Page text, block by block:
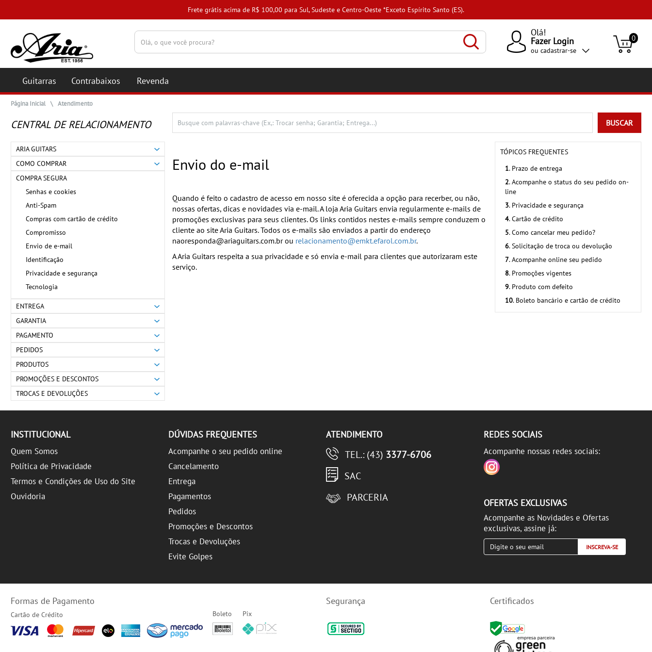
Frete grátis acima de R$ 100,00 para Sul, Sudeste e Centro-Oeste *Exceto Espírito Santo (ES).
Olá!
Fazer Login
ou cadastrar-se
0
Guitarras Contrabaixos Revenda
Página Inicial \ Atendimento
CENTRAL DE RELACIONAMENTO BUSCAR
ARIA GUITARS
COMO COMPRAR
COMPRA SEGURA
Senhas e cookies
Anti-Spam
Compras com cartão de crédito
Compromisso
Envio de e-mail
Identificação
Privacidade e segurança
Tecnologia
ENTREGA
GARANTIA
PAGAMENTO
PEDIDOS
PRODUTOS
PROMOÇÕES E DESCONTOS
TROCAS E DEVOLUÇÕES
Envio do e-mail
Quando é feito o cadastro de acesso em nosso site é oferecida a opção para recerber, ou não,
nossas ofertas, dicas e novidades via e-mail. A loja Aria Guitars envia regularmente e-mails de
promoções exclusivas para seus clientes. Os links contidos nestes e-mails sempre conduzem o
cliente ao site Aria Guitars. Todos os e-mails são enviados a partir do endereço
naoresponda@ariaguitars.com.br ou relacionamento@emkt.efarol.com.br.
A Aria Guitars respeita a sua privacidade e só envia e-mail para clientes que autorizaram este
serviço.
TÓPICOS FREQUENTES
1. Prazo de entrega
2. Acompanhe o status do seu pedido on-
line
3. Privacidade e segurança
4. Cartão de crédito
5. Como cancelar meu pedido?
6. Solicitação de troca ou devolução
7. Acompanhe online seu pedido
8. Promoções vigentes
9. Produto com defeito
10. Boleto bancário e cartão de crédito
INSTITUCIONAL
Quem Somos
Política de Privacidade
Termos e Condições de Uso do Site
Ouvidoria
DÚVIDAS FREQUENTES
Acompanhe o seu pedido online
Cancelamento
Entrega
Pagamentos
Pedidos
Promoções e Descontos
Trocas e Devoluções
Evite Golpes
ATENDIMENTO
TEL.: (43) 3377-6706
SAC
PARCERIA
REDES SOCIAIS
Acompanhe nossas redes sociais:
OFERTAS EXCLUSIVAS
Acompanhe as Novidades e Ofertas
exclusivas, assine já:
INSCREVA-SE
Formas de Pagamento
Cartão de Crédito Boleto Pix
Segurança Certificados